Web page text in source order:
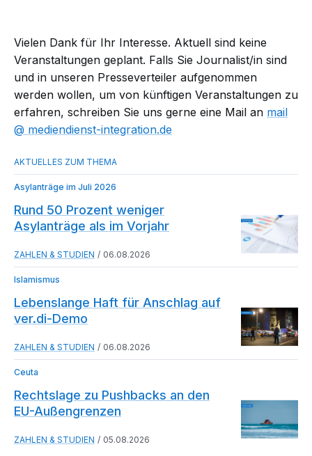
Vielen Dank für Ihr Interesse. Aktuell sind keine
Veranstaltungen geplant. Falls Sie Journalist/in sind
und in unseren Presseverteiler aufgenommen
werden wollen, um von künftigen Veranstaltungen zu
erfahren, schreiben Sie uns gerne eine Mail an mail​
mediendienst-integration.de
Asylanträge im Juli 2026
Rund 50 Prozent weniger
Asylanträge als im Vorjahr
ZAHLEN & STUDIEN 06.08.2026
Islamismus
Lebenslange Haft für Anschlag auf
ver.di-Demo
ZAHLEN & STUDIEN 06.08.2026
Ceuta
Rechtslage zu Pushbacks an den
EU-Außengrenzen
ZAHLEN & STUDIEN 05.08.2026